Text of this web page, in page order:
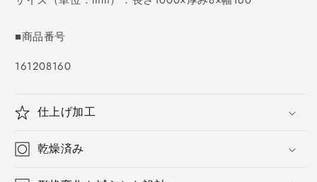
■商品番号
SKU:
161208160
仕上げ加工
乾燥済み